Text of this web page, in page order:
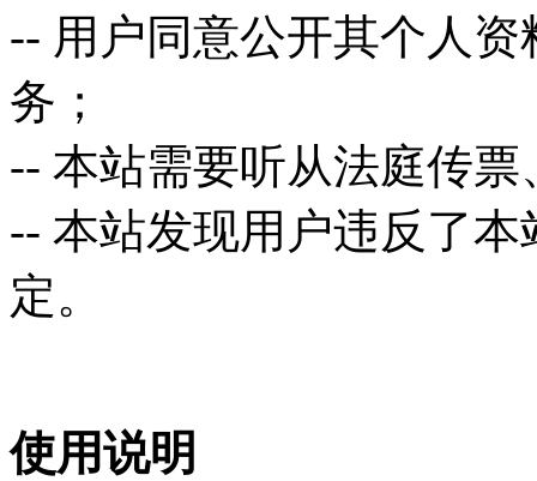
-- 用户同意公开其个人
务；
-- 本站需要听从法庭传
-- 本站发现用户违反了
定。
使用说明